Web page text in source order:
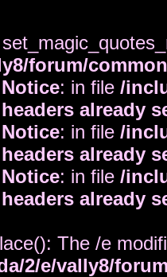
forum/
: in file /
already
: in file /
already
: in file /
already
The /e
2/e/vally8/